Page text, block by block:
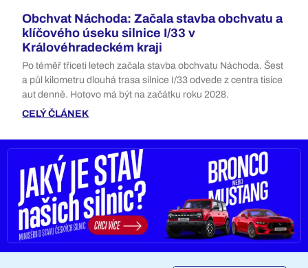
Obchvat Náchoda: Začala stavba obchvatu a
klíčového úseku silnice I/33 v
Královéhradeckém kraji
Po téměř třiceti letech začala stavba obchvatu Náchoda. Šest
a půl kilometru dlouhá trasa silnice I/33 odvede z centra tisíce
aut denně. Hotovo má být na začátku roku 2028.
CELÝ ČLÁNEK